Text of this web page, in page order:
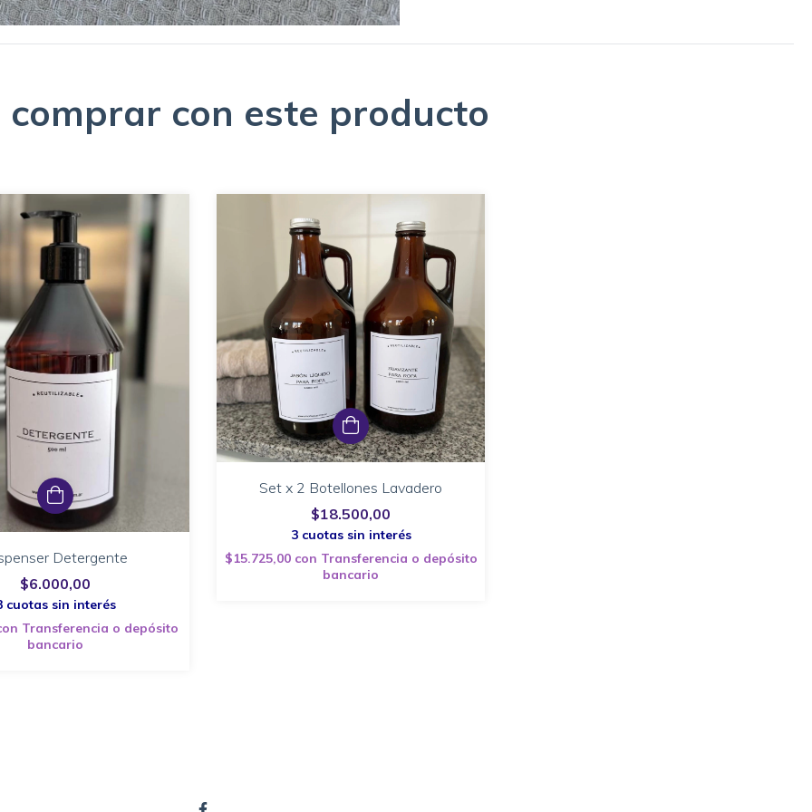
comprar con este producto
Detergente
$6.000,00
Transferencia o depósito
bancario
Set x 2 Botellones Lavadero
$18.500,00
$15.725,00 con Transferencia o depósito
bancario